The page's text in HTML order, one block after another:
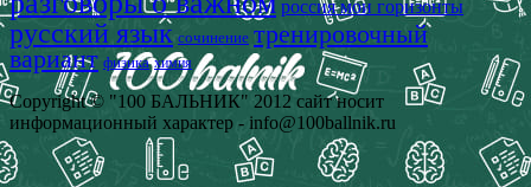
россия мои горизонты
русский язык сочинение тренировочный
вариант физика химия
Copyright © "100 БАЛЬНИК" 2012 сайт носит
информационный характер - info@100ballnik.ru